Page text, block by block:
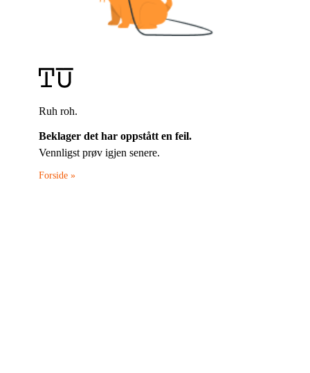
Ruh roh.
Beklager det har oppstått en feil.
Vennligst prøv igjen senere.
Forside »